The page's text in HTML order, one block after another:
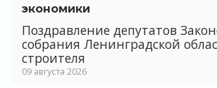
экономики
Поздравление депутатов
собрания Ленинградской
строителя
09 августа 2026